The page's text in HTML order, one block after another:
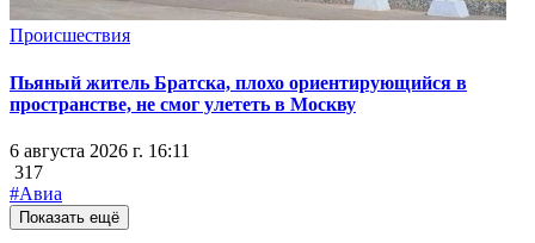
Происшествия
Пьяный житель Братска, плохо ориентирующийся в
пространстве, не смог улететь в Москву
6 августа 2026 г. 16:11
317
#Авиа
Показать ещё